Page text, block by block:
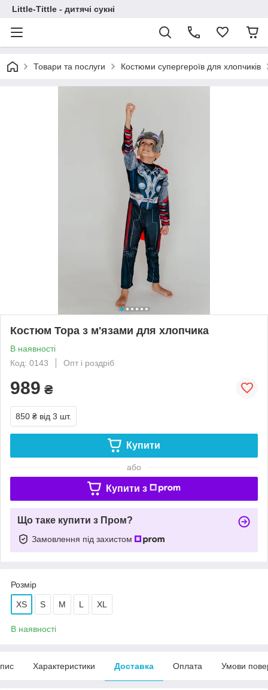
Little-Tittle - дитячі сукні
Товари та послуги Костюми супергероїв для хлопчиків
Костюм Тора з м'язами для хлопчика
В наявності
Код: 0143
Опт і роздріб
989 ₴
850 ₴ від 3 шт.
Купити
або
Купити з
Що таке купити з Пром?
Замовлення під захистом
Розмір
XS S M L XL
В наявності
Характеристики Доставка Оплата Умови